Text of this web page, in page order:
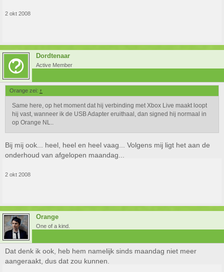
2 okt 2008
Dordtenaar
Active Member
Orange zei: ↑
Same here, op het moment dat hij verbinding met Xbox Live maakt loopt
hij vast, wanneer ik de USB Adapter eruithaal, dan signed hij normaal in
op Orange NL..
Bij mij ook... heel, heel en heel vaag... Volgens mij ligt het aan de
onderhoud van afgelopen maandag...
2 okt 2008
Orange
One of a kind.
Dat denk ik ook, heb hem namelijk sinds maandag niet meer
aangeraakt, dus dat zou kunnen.